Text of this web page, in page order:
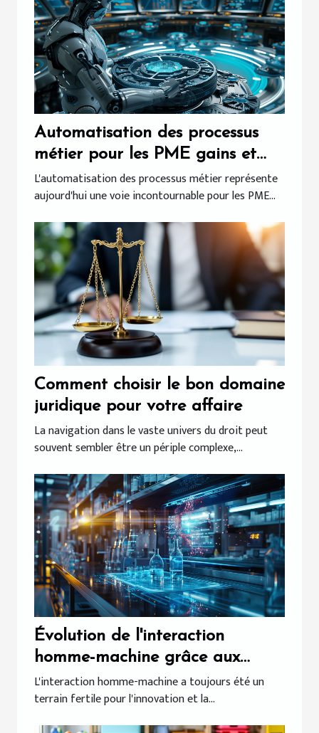
Automatisation des processus
métier pour les PME gains et
défis
L'automatisation des processus métier représente
aujourd'hui une voie incontournable pour les PME...
Comment choisir le bon domaine
juridique pour votre affaire
La navigation dans le vaste univers du droit peut
souvent sembler être un périple complexe,...
Évolution de l'interaction
homme-machine grâce aux
nouveaux outils de dialogue
L'interaction homme-machine a toujours été un
terrain fertile pour l'innovation et la...